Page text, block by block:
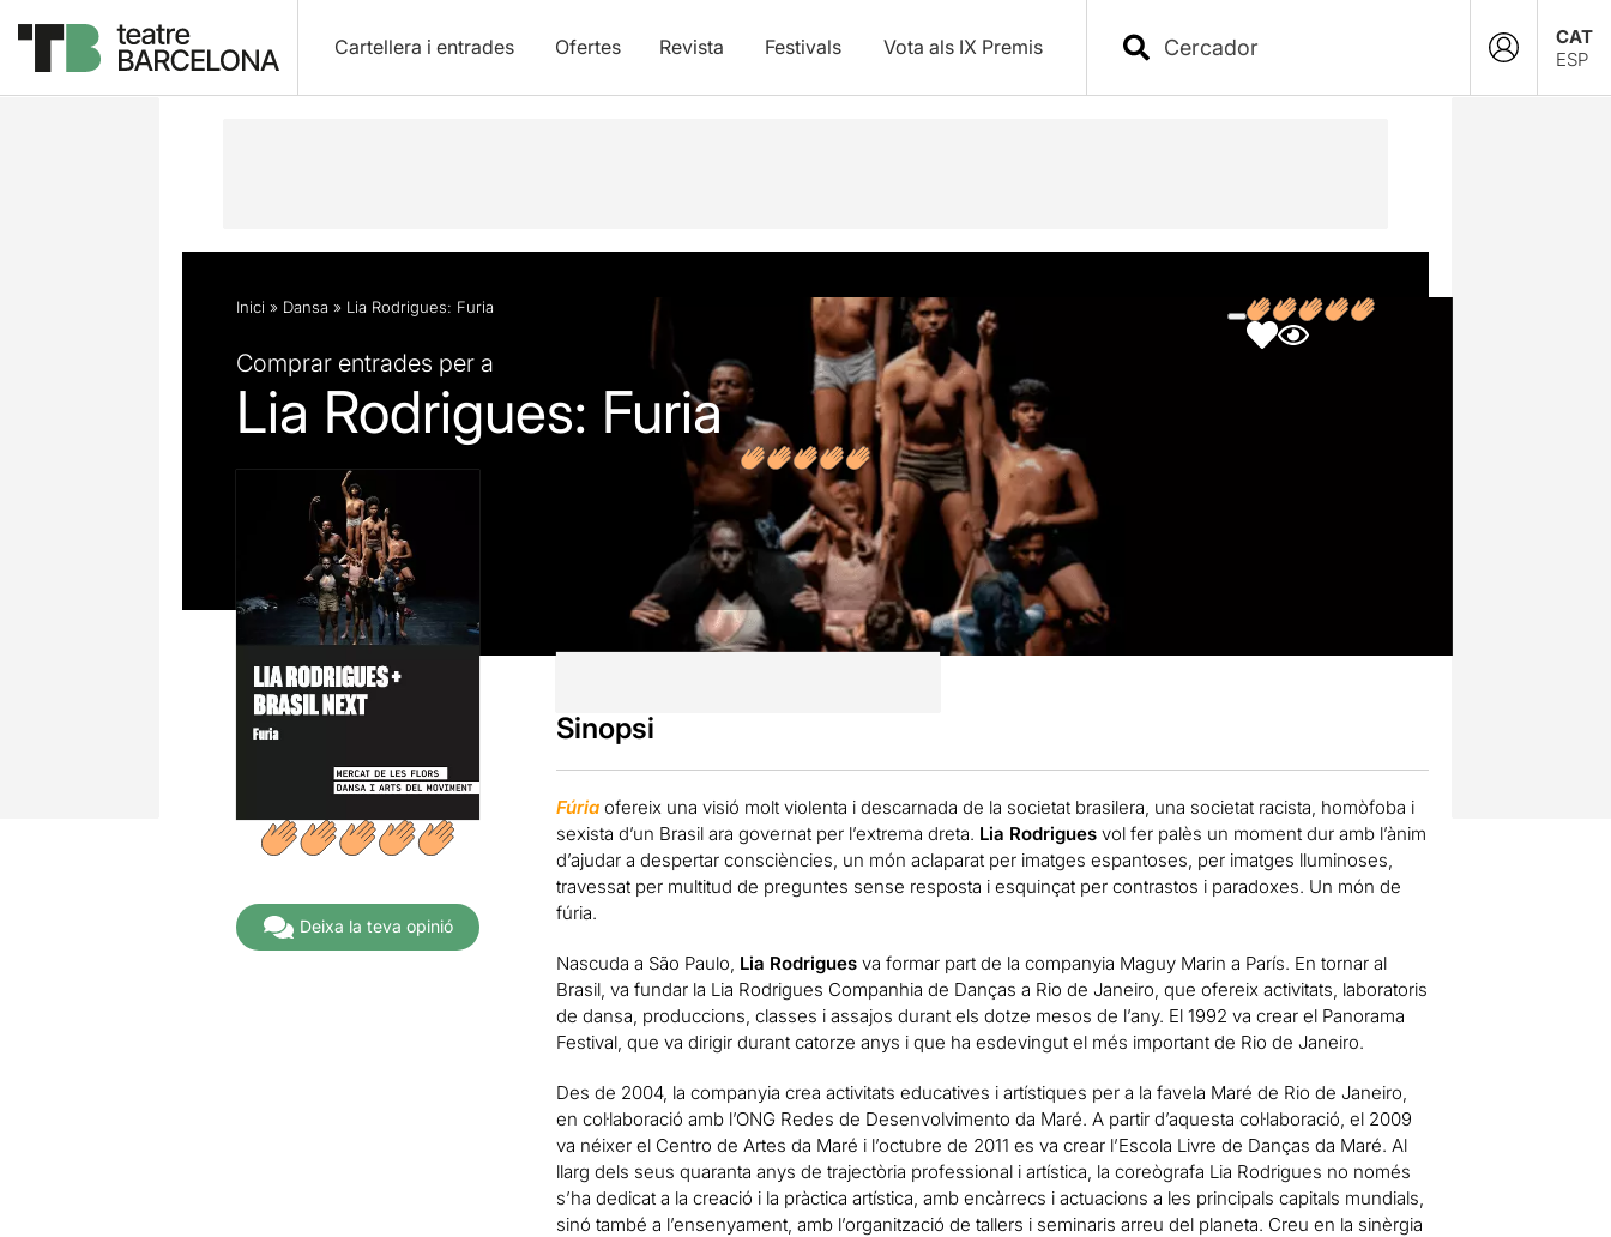
Cartellera i entrades Ofertes Revista Festivals Vota als IX Premis
CAT
ESP
Descripció Fitxa artística Fotos i vídeos
Inici » Dansa » Lia Rodrigues: Furia
Comprar entrades per a
Lia Rodrigues: Furia
Deixa la teva opinió
Sinopsi
Fúria ofereix una visió molt violenta i descarnada de la societat brasilera, una societat racista, homòfoba i
sexista d’un Brasil ara governat per l’extrema dreta. Lia Rodriguesvol fer palès un moment dur amb l’ànim
d’ajudar a despertar consciències, un món aclaparat per imatges espantoses, per imatges lluminoses,
travessat per multitud de preguntes sense resposta i esquinçat per contrastos i paradoxes. Un món de
fúria.
Nascuda a São Paulo, Lia Rodriguesva formar part de la companyia Maguy Marin a París. En tornar al
Brasil, va fundar la Lia Rodrigues Companhia de Danças a Rio de Janeiro, que ofereix activitats, laboratoris
de dansa, produccions, classes i assajos durant els dotze mesos de l’any. El 1992 va crear el Panorama
Festival, que va dirigir durant catorze anys i que ha esdevingut el més important de Rio de Janeiro.
Des de 2004, la companyia crea activitats educatives i artístiques per a la favela Maré de Rio de Janeiro,
en col·laboració amb l’ONG Redes de Desenvolvimento da Maré. A partir d’aquesta col·laboració, el 2009
va néixer el Centro de Artes da Maré i l’octubre de 2011 es va crear l’Escola Livre de Danças da Maré. Al
llarg dels seus quaranta anys de trajectòria professional i artística, la coreògrafa Lia Rodrigues no només
s’ha dedicat a la creació i la pràctica artística, amb encàrrecs i actuacions a les principals capitals mundials,
sinó també a l’ensenyament, amb l’organització de tallers i seminaris arreu del planeta. Creu en la sinèrgia